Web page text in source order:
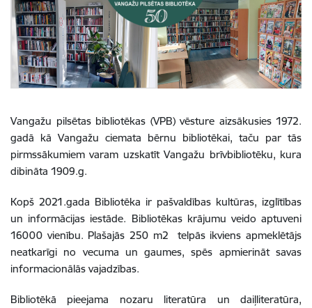
Vangažu pilsētas bibliotēkas (VPB) vēsture aizsākusies 1972.
gadā kā Vangažu ciemata bērnu bibliotēkai, taču par tās
pirmssākumiem varam uzskatīt Vangažu brīvbibliotēku, kura
dibināta 1909.g.
Kopš 2021.gada Bibliotēka ir pašvaldības kultūras, izglītības
un informācijas iestāde. Bibliotēkas krājumu veido aptuveni
16000 vienību. Plašajās 250 m2 telpās ikviens apmeklētājs
neatkarīgi no vecuma un gaumes, spēs apmierināt savas
informacionālās vajadzības.
Bibliotēkā pieejama nozaru literatūra un daiļliteratūra,